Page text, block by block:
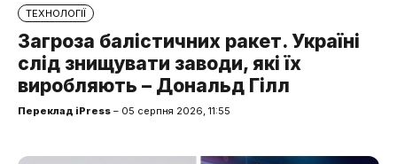
ТЕХНОЛОГІЇ
Загроза балістичних ракет. Україні
слід знищувати заводи, які їх
виробляють – Дональд Гілл
Переклад iPress – 05 серпня 2026, 11:55